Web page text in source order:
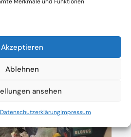
Akzeptieren
Ablehnen
ansehen
DatenschutzerklärungImpressum